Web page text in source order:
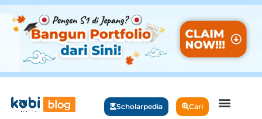
Scholarpedia Cari